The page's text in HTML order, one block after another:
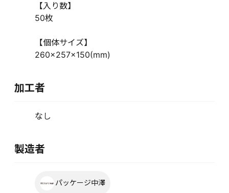
【入り数】
50枚
【個体サイズ】
260×257×150(mm)
加工者
なし
製造者
パッケージ中澤